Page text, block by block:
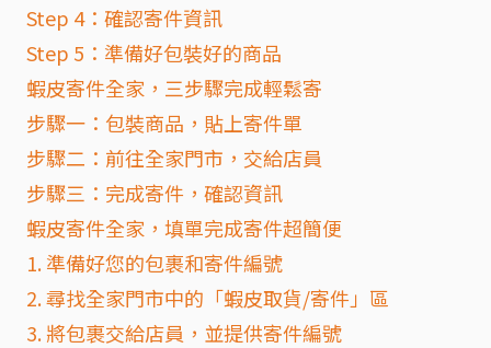
Step 4：確認寄件資訊
Step 5：準備好包裝好的商品
蝦皮寄件全家，三步驟完成輕鬆寄
步驟一：包裝商品，貼上寄件單
步驟二：前往全家門市，交給店員
步驟三：完成寄件，確認資訊
蝦皮寄件全家，填單完成寄件超簡便
1. 準備好您的包裹和寄件編號
2. 尋找全家門市中的「蝦皮取貨/寄件」區
3. 將包裹交給店員，並提供寄件編號